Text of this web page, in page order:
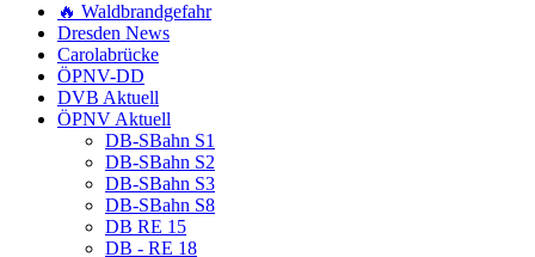
🔥 Waldbrandgefahr
Dresden News
Carolabrücke
ÖPNV-DD
DVB Aktuell
ÖPNV Aktuell
DB-SBahn S1
DB-SBahn S2
DB-SBahn S3
DB-SBahn S8
DB RE 15
DB - RE 18